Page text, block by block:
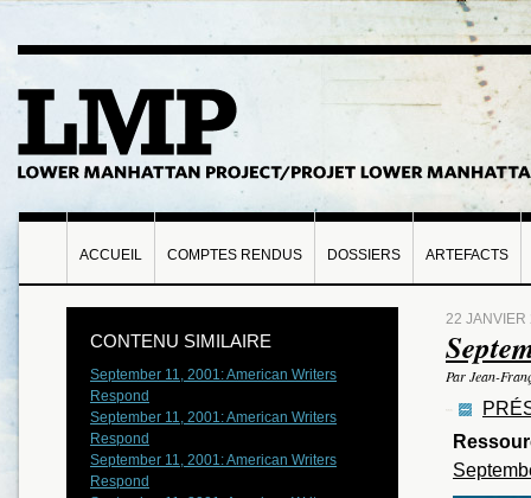
ACCUEIL COMPTES RENDUS DOSSIERS ARTEFACTS
22 JANVIER
Par Jean-
CONTENU SIMILAIRE
September 11, 2001: American Writers
Respond
September 11, 2001: American Writers
Respond
September 11, 2001: American Writers
Respond